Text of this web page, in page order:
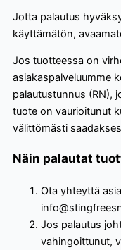
Jotta palautus
käyttämätön,
Jos tuotteessa on
asiakaspalveluumme
palautustunnus (RN),
tuote on vaurioitunut
välittömästi
Näin palautat
Ota yhteyttä
Jos palautus
vahingoittunut,